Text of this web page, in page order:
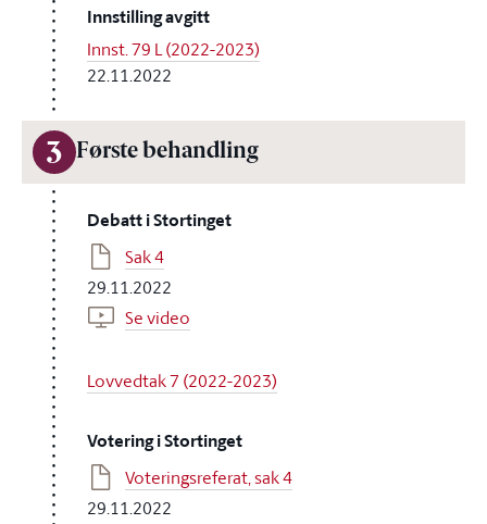
Innstilling avgitt
Innst. 79 L (2022-2023)
22.11.2022
3 Første behandling
Debatt i Stortinget
Sak 4
29.11.2022
Se video
Lovvedtak 7 (2022-2023)
Votering i Stortinget
Voteringsreferat, sak 4
29.11.2022